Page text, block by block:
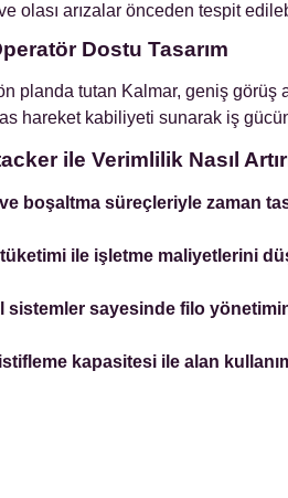
olası arızalar önceden tespit
Dostu Tasarım
planda tutan Kalmar, geniş görüş
hareket kabiliyeti sunarak iş
ile Verimlilik Nasıl
ve boşaltma süreçleriyle zaman
tüketimi ile işletme maliyetlerini
sistemler sayesinde filo
kapasitesi ile alan